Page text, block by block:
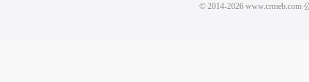
© 2014-2026